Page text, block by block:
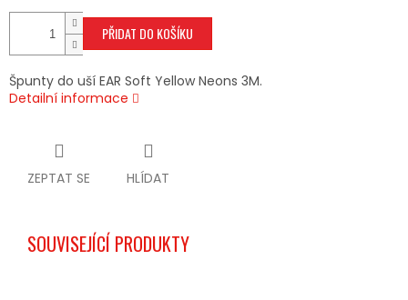
PŘIDAT DO KOŠÍKU
Špunty do uší EAR Soft Yellow Neons 3M.
Detailní informace
ZEPTAT SE HLÍDAT
SOUVISEJÍCÍ PRODUKTY